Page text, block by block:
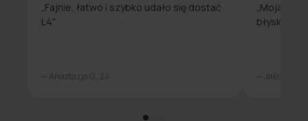
„Fajnie, łatwo i szybko udało się dostać
L4"
— Anastazja O., 24
„Moja
— Jakub L., 31